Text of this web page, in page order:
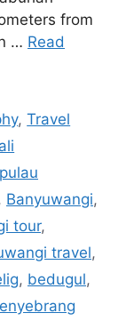
from
… Read
,Travel
Banyuwangi,
tour,
travel,
, bedugul,